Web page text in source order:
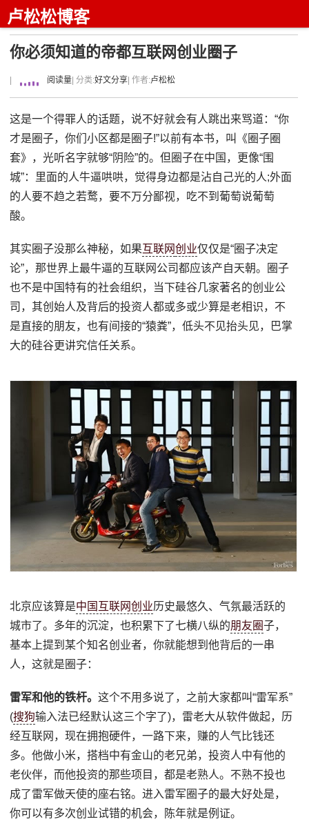
卢松松博客
你必须知道的帝都互联网创业圈子
阅读量 | 分类:好文分享 | 作者:卢松松
这是一个得罪人的话题，说不好就会有人跳出来骂道：“你
才是圈子，你们小区都是圈子!”以前有本书，叫《圈子圈
套》，光听名字就够“阴险”的。但圈子在中国，更像“围
城”：里面的人牛逼哄哄，觉得身边都是沾自己光的人;外面
的人要不趋之若鹜，要不万分鄙视，吃不到葡萄说葡萄
酸。
其实圈子没那么神秘，如果互联网创业仅仅是“圈子决定
论”，那世界上最牛逼的互联网公司都应该产自天朝。圈子
也不是中国特有的社会组织，当下硅谷几家著名的创业公
司，其创始人及背后的投资人都或多或少算是老相识，不
是直接的朋友，也有间接的“猿粪”，低头不见抬头见，巴掌
大的硅谷更讲究信任关系。
北京应该算是中国互联网创业历史最悠久、气氛最活跃的
城市了。多年的沉淀，也积累下了七横八纵的朋友圈子，
基本上提到某个知名创业者，你就能想到他背后的一串
人，这就是圈子：
雷军和他的铁杆。这个不用多说了，之前大家都叫“雷军系”
(搜狗输入法已经默认这三个字了)，雷老大从软件做起，历
经互联网，现在拥抱硬件，一路下来，赚的人气比钱还
多。他做小米，搭档中有金山的老兄弟，投资人中有他的
老伙伴，而他投资的那些项目，都是老熟人。不熟不投也
成了雷军做天使的座右铭。进入雷军圈子的最大好处是，
你可以有多次创业试错的机会，陈年就是例证。